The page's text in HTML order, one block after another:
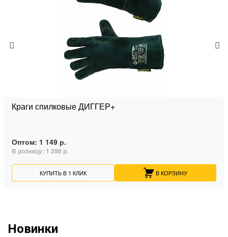
Краги спилковые ДИГГЕР+
Оптом: 1 149 р.
В розницу: 1 398 р.
КУПИТЬ В 1 КЛИК В КОРЗИНУ
Новинки